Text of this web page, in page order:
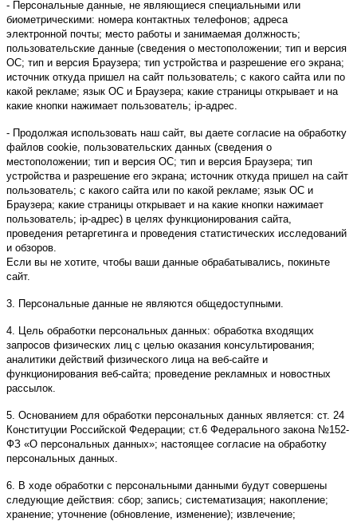
- Персональные данные, не являющиеся специальными или
биометрическими: номера контактных телефонов; адреса
электронной почты; место работы и занимаемая должность;
пользовательские данные (сведения о местоположении; тип и версия
ОС; тип и версия Браузера; тип устройства и разрешение его экрана;
источник откуда пришел на сайт пользователь; с какого сайта или по
какой рекламе; язык ОС и Браузера; какие страницы открывает и на
какие кнопки нажимает пользователь; ip-адрес.
- Продолжая использовать наш сайт, вы даете согласие на обработку
файлов cookie, пользовательских данных (сведения о
местоположении; тип и версия ОС; тип и версия Браузера; тип
устройства и разрешение его экрана; источник откуда пришел на сайт
пользователь; с какого сайта или по какой рекламе; язык ОС и
Браузера; какие страницы открывает и на какие кнопки нажимает
пользователь; ip-адрес) в целях функционирования сайта,
проведения ретаргетинга и проведения статистических исследований
и обзоров.
Если вы не хотите, чтобы ваши данные обрабатывались, покиньте
сайт.
3. Персональные данные не являются общедоступными.
4. Цель обработки персональных данных: обработка входящих
запросов физических лиц с целью оказания консультирования;
аналитики действий физического лица на веб-сайте и
функционирования веб-сайта; проведение рекламных и новостных
рассылок.
5. Основанием для обработки персональных данных является: ст. 24
Конституции Российской Федерации; ст.6 Федерального закона №152-
ФЗ «О персональных данных»; настоящее согласие на обработку
персональных данных.
6. В ходе обработки с персональными данными будут совершены
следующие действия: сбор; запись; систематизация; накопление;
хранение; уточнение (обновление, изменение); извлечение;